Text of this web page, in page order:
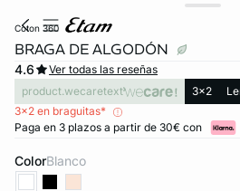
coton 360
BRAGA DE ALGODÓN
4.6
Ver todas las reseñas
product.wecaretext
3x2
3x2 en braguitas*
Paga en 3 plazos a partir de 30€ con
Color blanco